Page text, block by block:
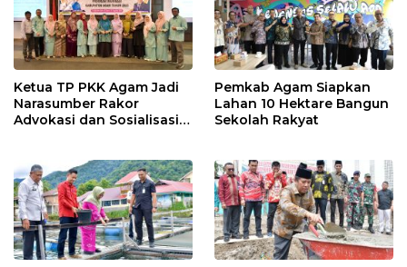
Ketua TP PKK Agam Jadi
Narasumber Rakor
Advokasi dan Sosialisasi
Pemkab Agam Siapkan
Lahan 10 Hektare Bangun
Sekolah Rakyat